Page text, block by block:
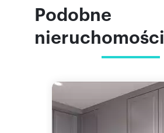
Podobne
nieruchomości